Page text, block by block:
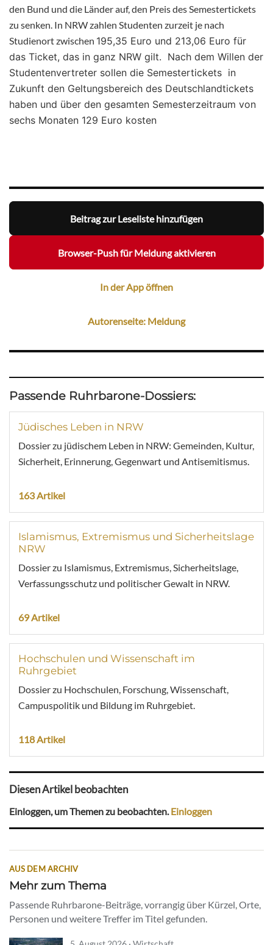
den Bund und die Länder auf, den Preis des Semestertickets
zu senken. In NRW zahlen Studenten zurzeit je nach
Studienort zwischen 195,35 Euro und 213,06 Euro für
das Ticket, das in ganz NRW gilt. Nach dem Willen der
Studentenvertreter sollen die Semestertickets in
Zukunft den Geltungsbereich des Deutschlandtickets
haben und über den gesamten Semesterzeitraum von
sechs Monaten 129 Euro kosten
Beitrag zur Leseliste hinzufügen
Browser-Push für Meldung aktivieren
In der App öffnen
Autorenseite: Meldung
Passende Ruhrbarone-Dossiers:
Jüdisches Leben in NRW
Dossier zu jüdischem Leben in NRW: Gemeinden, Kultur,
Sicherheit, Erinnerung, Gegenwart und Antisemitismus.
163 Artikel
Islamismus, Extremismus und Sicherheitslage
NRW
Dossier zu Islamismus, Extremismus, Sicherheitslage,
Verfassungsschutz und politischer Gewalt in NRW.
69 Artikel
Hochschulen und Wissenschaft im
Ruhrgebiet
Dossier zu Hochschulen, Forschung, Wissenschaft,
Campuspolitik und Bildung im Ruhrgebiet.
118 Artikel
Diesen Artikel beobachten
Einloggen, um Themen zu beobachten. Einloggen
AUS DEM ARCHIV
Mehr zum Thema
Passende Ruhrbarone-Beiträge, vorrangig über Kürzel, Orte,
Personen und weitere Treffer im Titel gefunden.